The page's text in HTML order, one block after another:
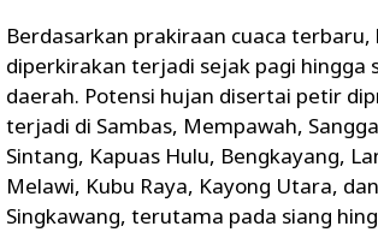
Berdasarkan prakiraan cuaca terbaru,
diperkirakan terjadi sejak pagi hingga
daerah. Potensi hujan disertai petir
terjadi di Sambas, Mempawah,
Sintang, Kapuas Hulu, Bengkayang,
Melawi, Kubu Raya, Kayong Utara,
Singkawang, terutama pada siang